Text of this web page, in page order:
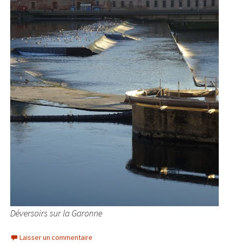
Déversoirs sur la Garonne
Laisser un commentaire